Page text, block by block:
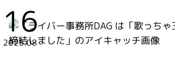
16
2025.08